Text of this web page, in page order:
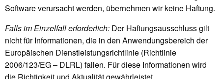
Software verursacht werden, übernehmen wir keine Haftung.
Falls im Einzelfall erforderlich: Der Haftungsausschluss gilt
nicht für Informationen, die in den Anwendungsbereich der
Europäischen Dienstleistungsrichtlinie (Richtlinie
2006/123/EG – DLRL) fallen. Für diese Informationen wird